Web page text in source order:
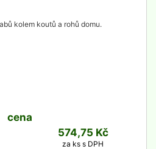
kolem koutů a rohů domu.
cena
574,75 Kč
za ks s DPH